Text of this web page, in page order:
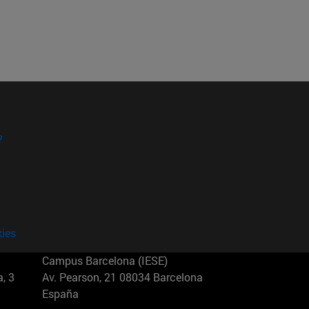
3
Campus Barcelona (IESE)
Av. Pearson, 21 08034 Barcelona
España